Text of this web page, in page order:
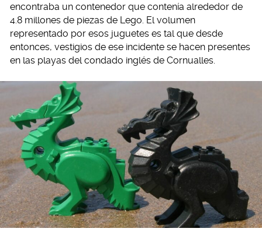
encontraba un contenedor que contenía alrededor de
4.8 millones de piezas de Lego. El volumen
representado por esos juguetes es tal que desde
entonces, vestigios de ese incidente se hacen presentes
en las playas del condado inglés de Cornualles.